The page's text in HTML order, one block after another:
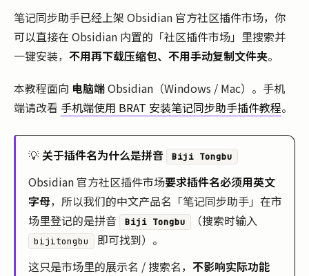
笔记同步助手已经上架 Obsidian 官方社区插件市场，你
可以直接在 Obsidian 内置的「社区插件市场」里搜索并
一键安装， 不用再下载压缩包、不用手动复制文件夹。
本教程面向 电脑端Obsidian（Windows / Mac）。手机
端请改看 手机端使用 BRAT 安装笔记同步助手插件教程。
💡关于插件名为什么是拼音 Biji Tongbu
Obsidian 官方社区插件市场要求插件名必须用英文
字母，所以我们的中文产品名「笔记同步助手」在市
场里登记的是拼音
Biji Tongbu （搜索时输入
bijitongbu
即可找到）。
这只是市场里的展示名 / 搜索名， 不影响实际功能